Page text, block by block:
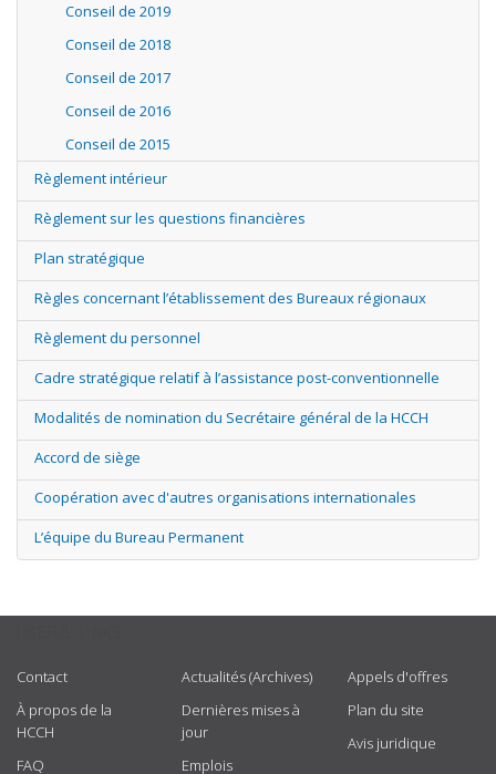
Conseil de 2019
Conseil de 2018
Conseil de 2017
Conseil de 2016
Conseil de 2015
Règlement intérieur
Règlement sur les questions financières
Plan stratégique
Règles concernant l’établissement des Bureaux régionaux
Règlement du personnel
Cadre stratégique relatif à l’assistance post-conventionnelle
Modalités de nomination du Secrétaire général de la HCCH
Accord de siège
Coopération avec d'autres organisations internationales
L’équipe du Bureau Permanent
Contact
À propos de la
HCCH
FAQ
Actualités (Archives)
Dernières mises à
jour
Emplois
Appels d'offres
Plan du site
Avis juridique